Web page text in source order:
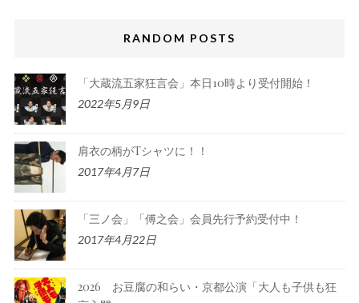
RANDOM POSTS
「大蔵流五家狂言会」本日10時より受付開始！
2022年5月9日
肩衣の柄がTシャツに！！
2017年4月7日
「三ノ会」「傅之会」会員先行予約受付中！
2017年4月22日
2026 お豆腐の和らい・京都公演「大人も子供も狂